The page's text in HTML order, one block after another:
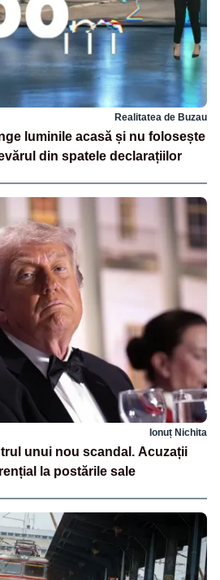
Realitatea de Buzau
luminile acasă și nu folosește
din spatele declarațiilor
Ionuț Nichita
unui nou scandal. Acuzații
la postările sale